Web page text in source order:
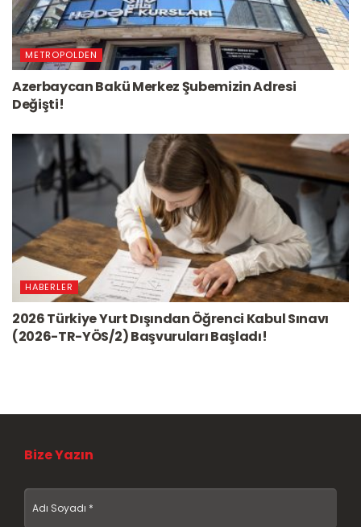
METROPOLDEN
Azerbaycan Bakü Merkez Şubemizin Adresi
Değişti!
HABERLER
2026 Türkiye Yurt Dışından Öğrenci Kabul Sınavı
(2026-TR-YÖS/2) Başvuruları Başladı!
Bize Yazın